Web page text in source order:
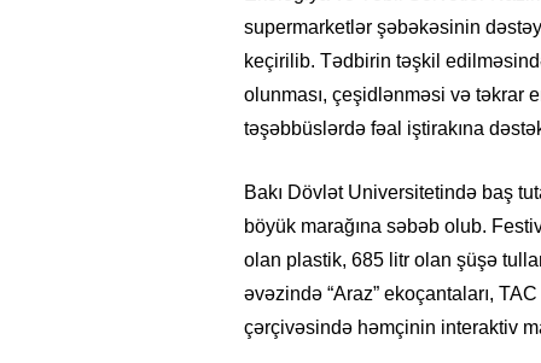
supermarketlər şəbəkəsinin
keçirilib. Tədbirin təşkil
olunması, çeşidlənməsi və təkrar
təşəbbüslərdə fəal iştirakına
Bakı Dövlət Universitetində baş
böyük marağına səbəb olub.
olan plastik, 685 litr olan şüşə
əvəzində “Araz” ekoçantaları,
çərçivəsində həmçinin interaktiv